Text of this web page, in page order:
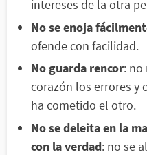
intereses de la otra
No se enoja
ofende con facilidad.
No guarda rencor: no
corazón los errores y
ha cometido el otro.
No se deleita en la
con la verdad: no se